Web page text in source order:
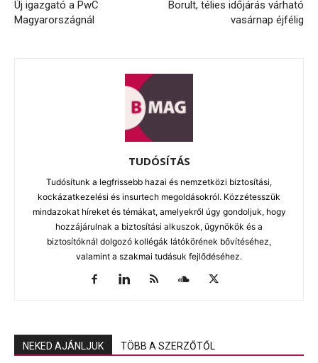
Új igazgató a PwC
Magyarországnál
Borult, télies időjárás várható
vasárnap éjfélig
TUDÓSÍTÁS
Tudósítunk a legfrissebb hazai és nemzetközi biztosítási,
kockázatkezelési és insurtech megoldásokról. Közzétesszük
mindazokat híreket és témákat, amelyekről úgy gondoljuk, hogy
hozzájárulnak a biztosítási alkuszok, ügynökök és a
biztosítóknál dolgozó kollégák látókörének bővítéséhez,
valamint a szakmai tudásuk fejlődéséhez.
NEKED AJÁNLJUK TÖBB A SZERZŐTŐL